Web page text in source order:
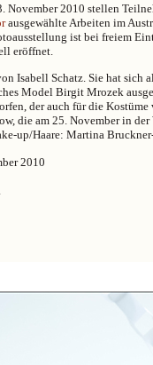
November 2010 stellen
ausgewählte Arbeiten im
ist bei freiem
eröffnet.
Isabell Schatz. Sie hat sich
Model Birgit Mrozek
der auch für die Kostüme
die am 25. November in
up/Haare: Martina
2010